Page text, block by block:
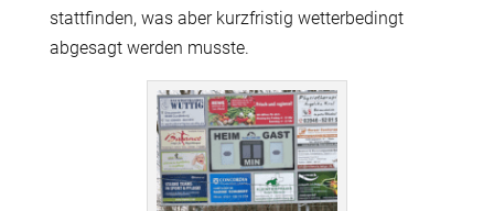
stattfinden, was aber kurzfristig wetterbedingt
abgesagt werden musste.